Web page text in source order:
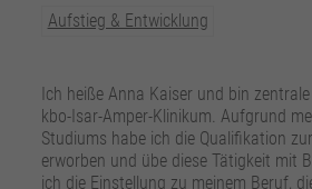
Aufstieg & Entwicklung
Ich heiße Anna Kaiser und bin
kbo-Isar-Amper-Klinikum. Aufgrund
Studiums habe ich die Qualifikation
erworben und übe diese Tätigkeit mit
ich die Einstellung zu meinem Beruf,